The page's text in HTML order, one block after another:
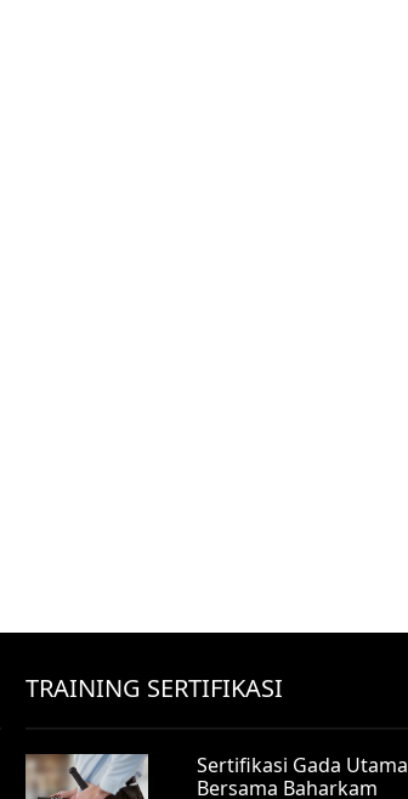
TRAINING SERTIFIKASI
Sertifikasi Gada Utama
Bersama Baharkam